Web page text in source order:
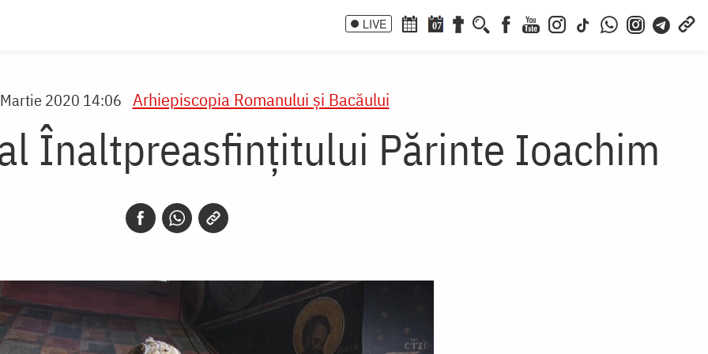
LIVE 07
2020 14:06 Arhiepiscopia Romanului şi Bacăului
Înaltpreasfinţitului Părinte Ioachim